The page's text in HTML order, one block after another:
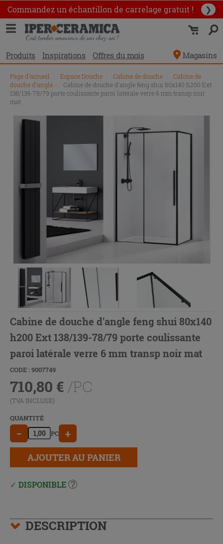
Commandez un échantillon de carrelage gratuit ! ❯
Produits Inspirations Offres du mois Magasins
Page d'accueil Espace Douche Cabine de douche
Cabine de
douche d'angle
Cabine de douche d'angle feng shui 80x140 h200 Ext
138/139-78/79 porte coulissante paroi latérale verre 6 mm transp noir
mat
Cabine de douche d'angle feng shui 80x140
h200 Ext 138/139-78/79 porte coulissante
paroi latérale verre 6 mm transp noir mat
CODE : 9007749
710,80 € /PC
(TVA INCLUSE)
QUANTITÉ
− PC +
AJOUTER AU PANIER
DISPONIBLE
DESCRIPTION